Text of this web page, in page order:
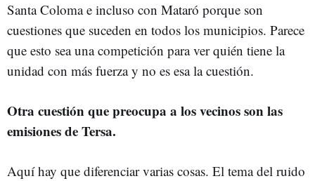
Santa Coloma e incluso con Mataró porque son
cuestiones que suceden en todos los municipios. Parece
que esto sea una competición para ver quién tiene la
unidad con más fuerza y no es esa la cuestión.
Otra cuestión que preocupa a los vecinos son las
emisiones de Tersa.
Aquí hay que diferenciar varias cosas. El tema del ruido